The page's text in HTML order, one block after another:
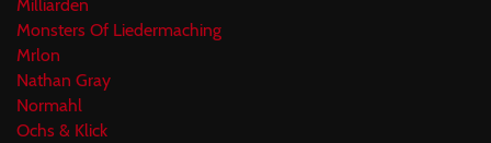
Milliarden
Monsters Of Liedermaching
Mrlon
Nathan Gray
Normahl
Ochs & Klick